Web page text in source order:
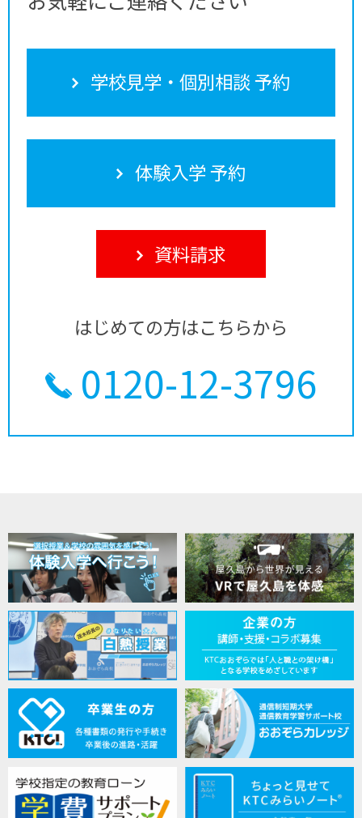
学校見学・個別相談 予約
体験入学 予約
資料請求
はじめての方はこちらから
0120-12-3796